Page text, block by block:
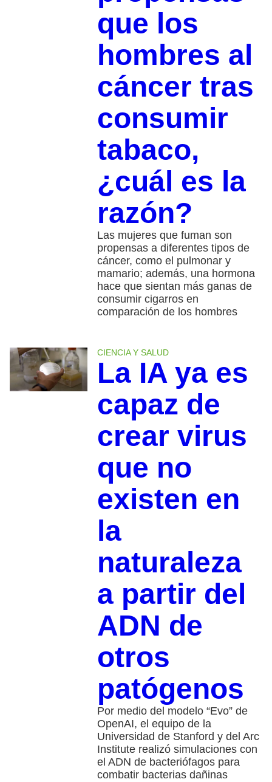
que los
hombres al
cáncer tras
consumir
tabaco,
¿cuál es la
razón?
Las mujeres que fuman son
propensas a diferentes tipos de
cáncer, como el pulmonar y
mamario; además, una hormona
hace que sientan más ganas de
consumir cigarros en
comparación de los hombres
CIENCIA Y SALUD
La IA ya es
capaz de
crear virus
que no
existen en
la
naturaleza
a partir del
ADN de
otros
patógenos
Por medio del modelo “Evo” de
OpenAI, el equipo de la
Universidad de Stanford y del Arc
Institute realizó simulaciones con
el ADN de bacteriófagos para
combatir bacterias dañinas